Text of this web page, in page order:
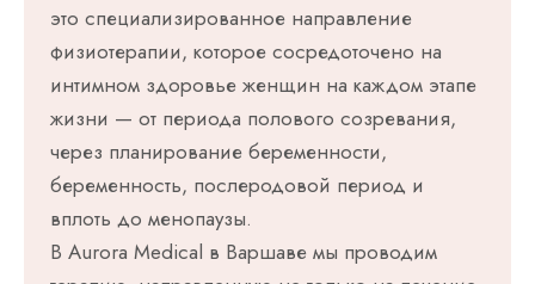
это специализированное направление
физиотерапии, которое сосредоточено на
интимном здоровье женщин на каждом этапе
жизни — от периода полового созревания,
через планирование беременности,
беременность, послеродовой период и
вплоть до менопаузы.
В Aurora Medical в Варшаве мы проводим